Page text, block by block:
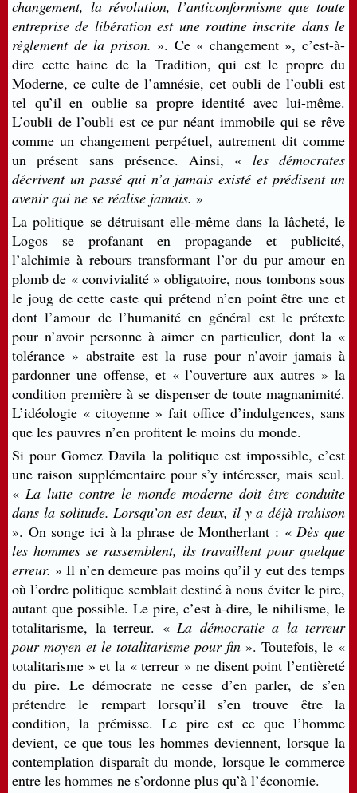
changement, la révolution, l’anticonformisme que toute
entreprise de libération est une routine inscrite dans le
règlement de la prison. ». Ce « changement », c’est-à-
dire cette haine de la Tradition, qui est le propre du
Moderne, ce culte de l’amnésie, cet oubli de l’oubli est
tel qu’il en oublie sa propre identité avec lui-même.
L’oubli de l’oubli est ce pur néant immobile qui se rêve
comme un changement perpétuel, autrement dit comme
un présent sans présence. Ainsi, « les démocrates
décrivent un passé qui n’a jamais existé et prédisent un
avenir qui ne se réalise jamais. »
La politique se détruisant elle-même dans la lâcheté, le
Logos se profanant en propagande et publicité,
l’alchimie à rebours transformant l’or du pur amour en
plomb de « convivialité » obligatoire, nous tombons sous
le joug de cette caste qui prétend n’en point être une et
dont l’amour de l’humanité en général est le prétexte
pour n’avoir personne à aimer en particulier, dont la «
tolérance » abstraite est la ruse pour n’avoir jamais à
pardonner une offense, et « l’ouverture aux autres » la
condition première à se dispenser de toute magnanimité.
L’idéologie « citoyenne » fait office d’indulgences, sans
que les pauvres n’en profitent le moins du monde.
Si pour Gomez Davila la politique est impossible, c’est
une raison supplémentaire pour s’y intéresser, mais seul.
« La lutte contre le monde moderne doit être conduite
dans la solitude. Lorsqu’on est deux, il y a déjà trahison
». On songe ici à la phrase de Montherlant : «Dès que
les hommes se rassemblent, ils travaillent pour quelque
erreur. » Il n’en demeure pas moins qu’il y eut des temps
où l’ordre politique semblait destiné à nous éviter le pire,
autant que possible. Le pire, c’est à-dire, le nihilisme, le
totalitarisme, la terreur. « La démocratie a la terreur
pour moyen et le totalitarisme pour fin ». Toutefois, le «
totalitarisme » et la « terreur » ne disent point l’entièreté
du pire. Le démocrate ne cesse d’en parler, de s’en
prétendre le rempart lorsqu’il s’en trouve être la
condition, la prémisse. Le pire est ce que l’homme
devient, ce que tous les hommes deviennent, lorsque la
contemplation disparaît du monde, lorsque le commerce
entre les hommes ne s’ordonne plus qu’à l’économie.